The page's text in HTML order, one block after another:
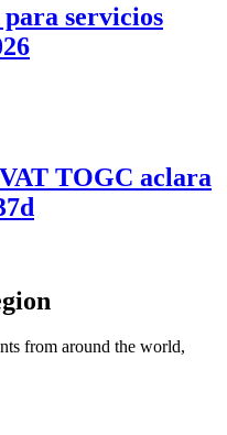
servicios
TOGC aclara
from around the world,